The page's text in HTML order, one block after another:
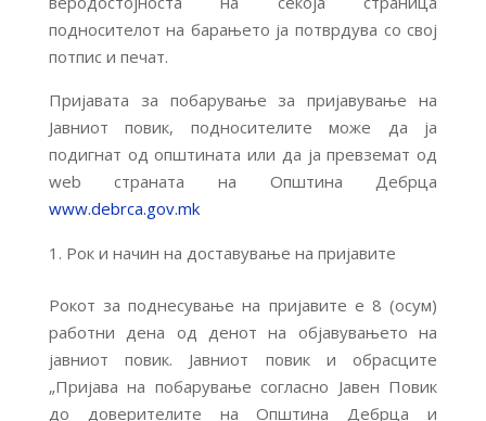
подносителот на барањето ја потврдува со свој
потпис и печат.
Пријавата за побарување за пријавување на
Јавниот повик, подносителите може да ја
подигнат од општината или да ја превземат од
web страната на Општина Дебрца
www.debrca.gov.mk
Рок и начин на доставување на пријавите
Рокот за поднесување на пријавите е 8 (осум)
работни дена од денот на објавувањето на
јавниот повик. Јавниот повик и обрасците
„Пријава на побарување согласно Јавен Повик
до доверителите на Општина Дебрца и